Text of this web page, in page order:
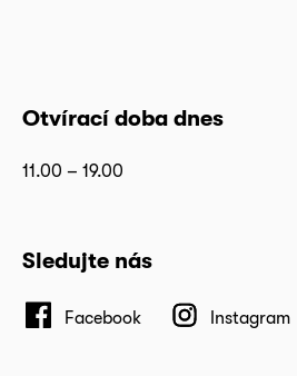
Otvírací doba dnes
11.00 – 19.00
Sledujte nás
Facebook Instagram